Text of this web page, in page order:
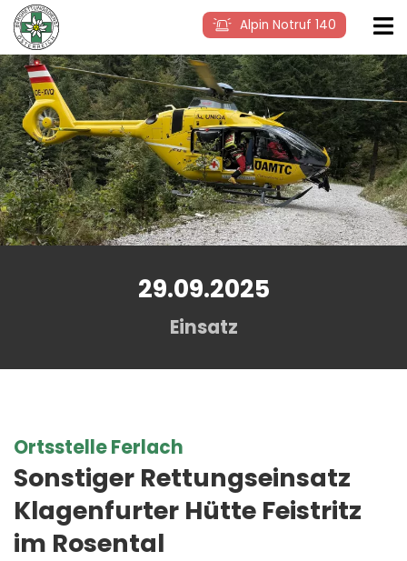
Alpin Notruf 140
29.09.2025
Einsatz
Ortsstelle Ferlach
Sonstiger Rettungseinsatz
Klagenfurter Hütte Feistritz
im Rosental